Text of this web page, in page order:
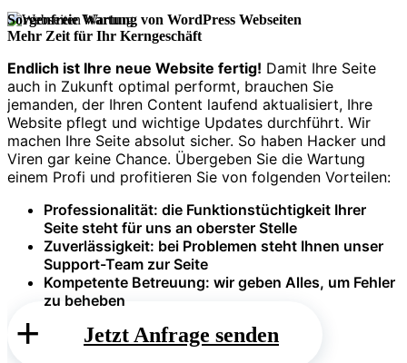
Sorgenfreie Wartung von WordPress Webseiten
Mehr Zeit für Ihr Kerngeschäft
Endlich ist Ihre neue Website fertig! Damit Ihre Seite
auch in Zukunft optimal performt, brauchen Sie
jemanden, der Ihren Content laufend aktualisiert, Ihre
Website pflegt und wichtige Updates durchführt. Wir
machen Ihre Seite absolut sicher. So haben Hacker und
Viren gar keine Chance. Übergeben Sie die Wartung
einem Profi und profitieren Sie von folgenden Vorteilen:
Professionalität: die Funktionstüchtigkeit Ihrer
Seite steht für uns an oberster Stelle
Zuverlässigkeit: bei Problemen steht Ihnen unser
Support-Team zur Seite
Kompetente Betreuung: wir geben Alles, um Fehler
zu beheben
Jetzt Anfrage senden